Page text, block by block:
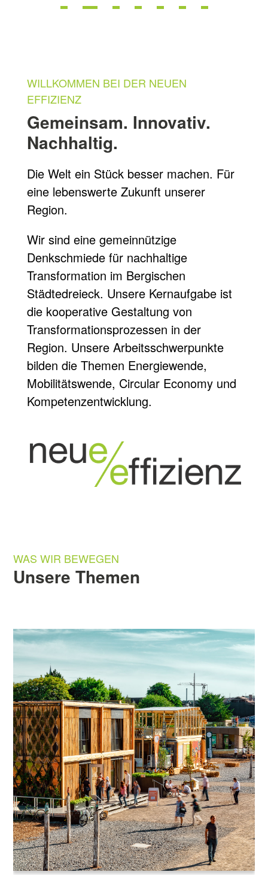
WILLKOMMEN BEI DER NEUEN
EFFIZIENZ
Gemeinsam. Innovativ.
Nachhaltig.
Die Welt ein Stück besser machen. Für
eine lebenswerte Zukunft unserer
Region.
Wir sind eine gemeinnützige
Denkschmiede für nachhaltige
Transformation im Bergischen
Städtedreieck. Unsere Kernaufgabe ist
die kooperative Gestaltung von
Transformationsprozessen in der
Region. Unsere Arbeitsschwerpunkte
bilden die Themen Energiewende,
Mobilitätswende, Circular Economy und
Kompetenzentwicklung.
WAS WIR BEWEGEN
Unsere Themen